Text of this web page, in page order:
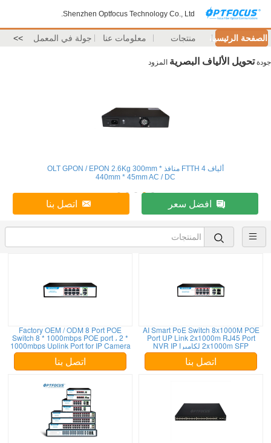
Shenzhen Optfocus Technology Co., Ltd.
الصفحة الرئيسية منتجات معلومات عنا جولة في المعمل >>
جودةتحويل الألياف البصرية المزود
ألياف FTTH 4 منافذ OLT GPON / EPON 2.6Kg 300mm *
440mm * 45mm AC / DC
افضل سعر اتصل بنا
Factory OEM / ODM 8 Port POE
Switch 8 * 1000mbps POE port ، 2 *
1000mbps Uplink Port for IP Camera
NVR
اتصل بنا
AI Smart PoE Switch 8x1000M POE
Port UP Link 2x1000m RJ45 Port
2x1000m SFP لكاميرا NVR IP
اتصل بنا